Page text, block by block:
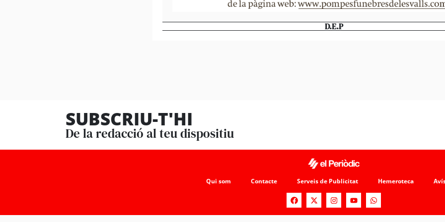
D.E.P
SUBSCRIU-T'HI
De la redacció al teu dispositiu
Qui som Contacte Serveis de Publicitat Hemeroteca